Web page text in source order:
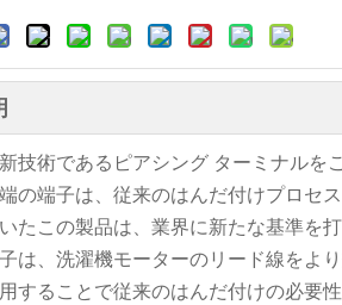
技術であるピアシング ターミナルを
の端子は、従来のはんだ付けプロセ
たこの製品は、業界に新たな基準を打
は、洗濯機モーターのリード線をよ
することで従来のはんだ付けの必要